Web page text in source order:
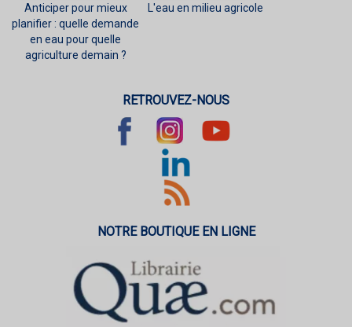
Anticiper pour mieux
planifier : quelle demande
en eau pour quelle
agriculture demain ?
L'eau en milieu agricole
RETROUVEZ-NOUS
NOTRE BOUTIQUE EN LIGNE